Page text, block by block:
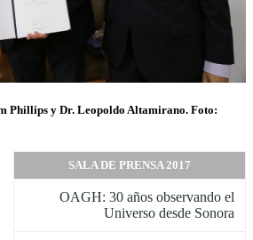
Phillips y Dr. Leopoldo Altamirano. Foto:
SALA DE PRENSA 2017
OAGH: 30 años observando el
Universo desde Sonora